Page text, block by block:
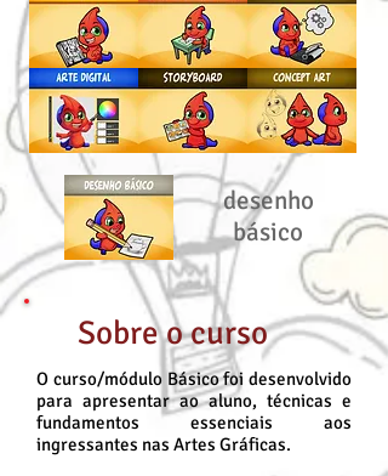
desenho
básico
Sobre o curso
O curso/módulo Básico foi desenvolvido
para apresentar ao aluno, técnicas e
fundamentos essenciais aos
ingressantes nas Artes Gráficas.